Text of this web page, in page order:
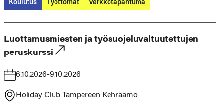
Koulutus Työttömät Verkkotapahtuma
Luottamusmiesten ja työsuojeluvaltuutettujen
peruskurssi
6.10.2026-9.10.2026
Holiday Club Tampereen Kehräämö